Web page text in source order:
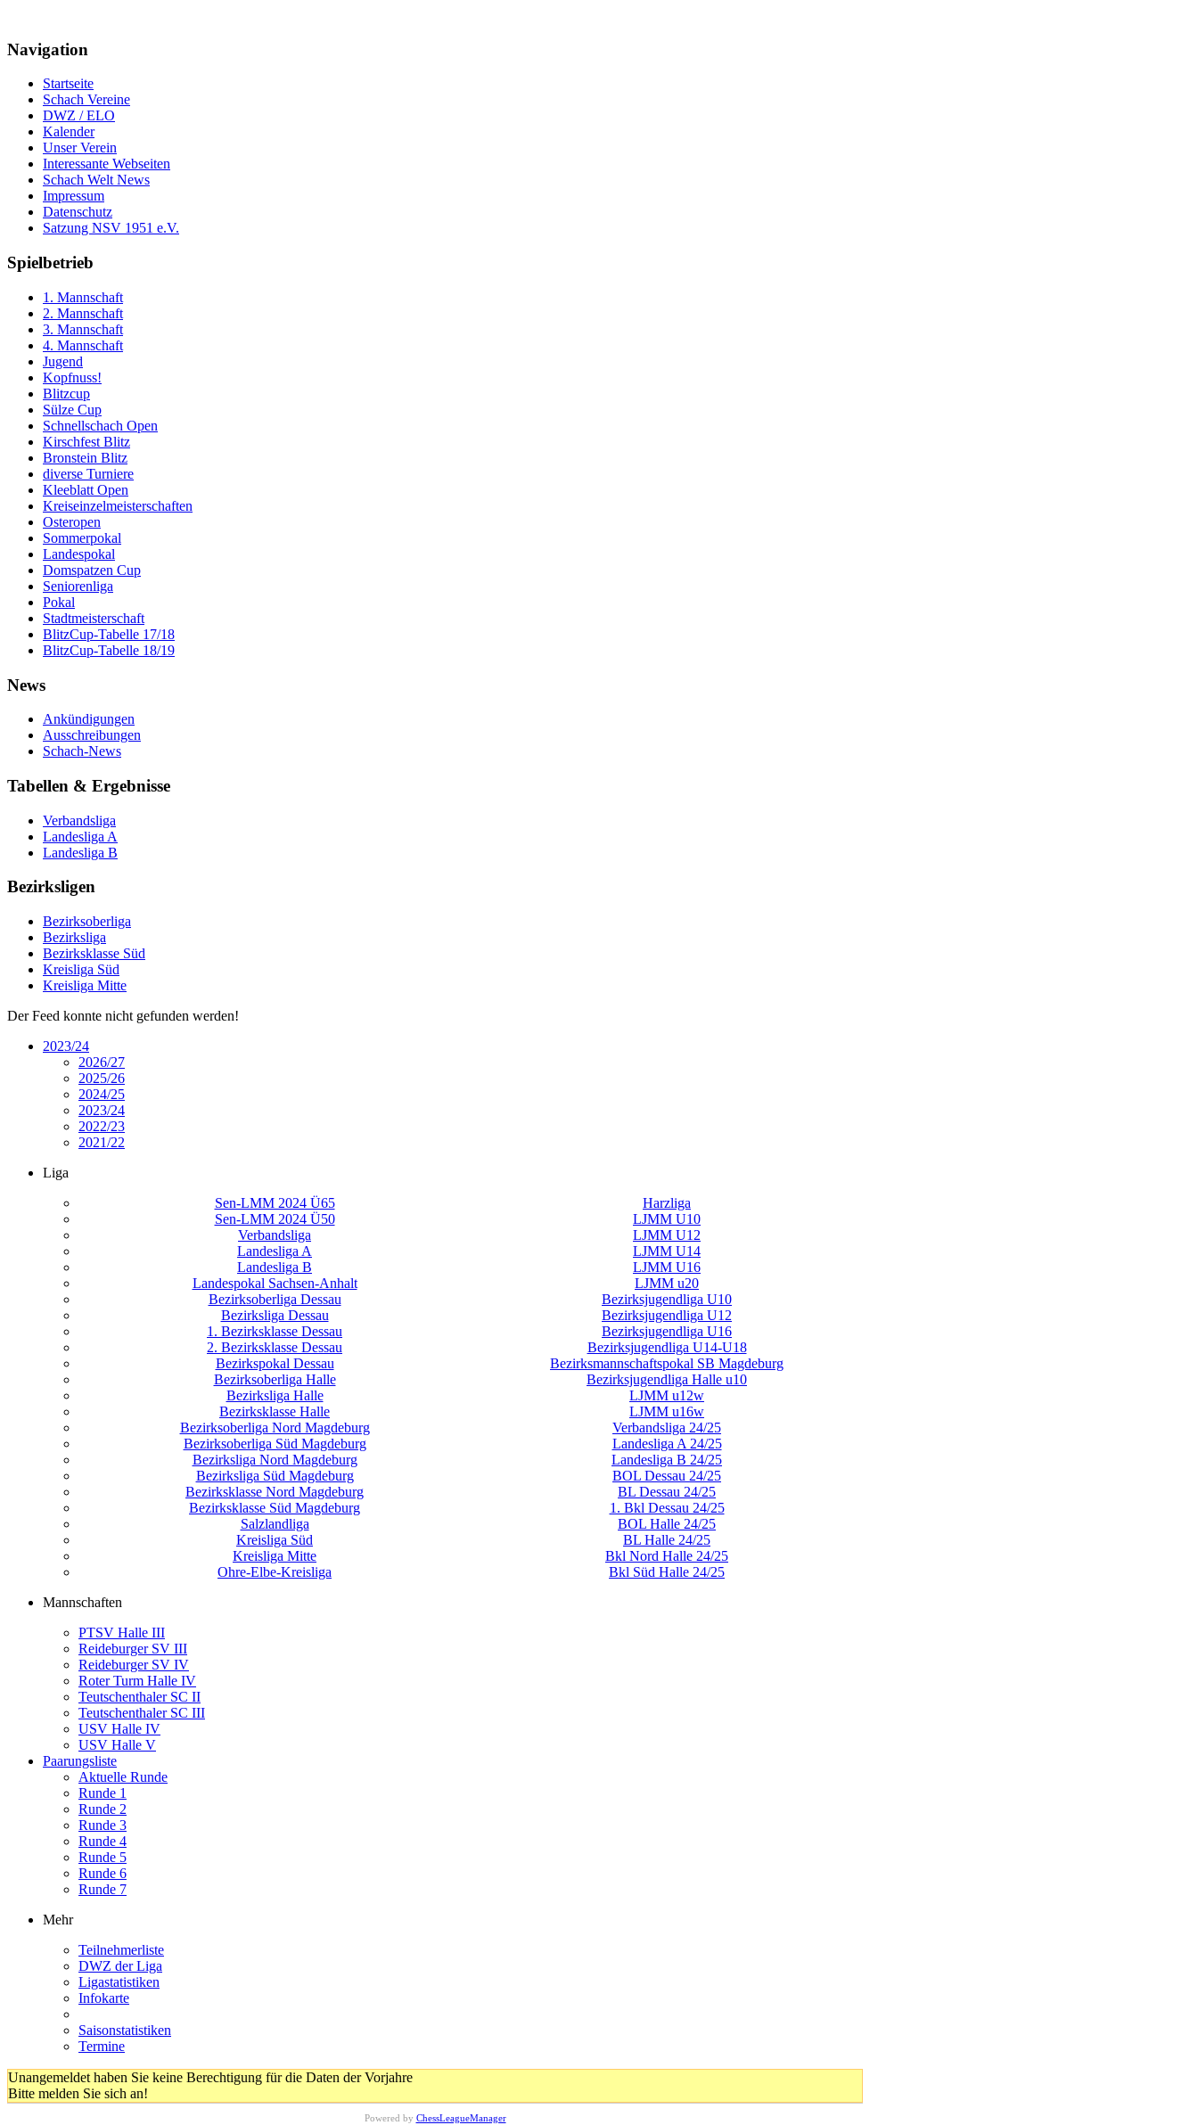
Navigation
Startseite
Schach Vereine
DWZ / ELO
Kalender
Unser Verein
Interessante Webseiten
Schach Welt News
Impressum
Datenschutz
Satzung NSV 1951 e.V.
Spielbetrieb
1. Mannschaft
2. Mannschaft
3. Mannschaft
4. Mannschaft
Jugend
Kopfnuss!
Blitzcup
Sülze Cup
Schnellschach Open
Kirschfest Blitz
Bronstein Blitz
diverse Turniere
Kleeblatt Open
Kreiseinzelmeisterschaften
Osteropen
Sommerpokal
Landespokal
Domspatzen Cup
Seniorenliga
Pokal
Stadtmeisterschaft
BlitzCup-Tabelle 17/18
BlitzCup-Tabelle 18/19
News
Ankündigungen
Ausschreibungen
Schach-News
Tabellen & Ergebnisse
Verbandsliga
Landesliga A
Landesliga B
Bezirksligen
Bezirksoberliga
Bezirksliga
Bezirksklasse Süd
Kreisliga Süd
Kreisliga Mitte
Der Feed konnte nicht gefunden werden!
2023/24
2026/27
2025/26
2024/25
2023/24
2022/23
2021/22
Liga
Sen-LMM 2024 Ü65
Harzliga
Sen-LMM 2024 Ü50
LJMM U10
Verbandsliga
LJMM U12
Landesliga A
LJMM U14
Landesliga B
LJMM U16
Landespokal Sachsen-Anhalt
LJMM u20
Bezirksoberliga Dessau
Bezirksjugendliga U10
Bezirksliga Dessau
Bezirksjugendliga U12
1. Bezirksklasse Dessau
Bezirksjugendliga U16
2. Bezirksklasse Dessau
Bezirksjugendliga U14-U18
Bezirkspokal Dessau
Bezirksmannschaftspokal SB Magdeburg
Bezirksoberliga Halle
Bezirksjugendliga Halle u10
Bezirksliga Halle
LJMM u12w
Bezirksklasse Halle
LJMM u16w
Bezirksoberliga Nord Magdeburg
Verbandsliga 24/25
Bezirksoberliga Süd Magdeburg
Landesliga A 24/25
Bezirksliga Nord Magdeburg
Landesliga B 24/25
Bezirksliga Süd Magdeburg
BOL Dessau 24/25
Bezirksklasse Nord Magdeburg
BL Dessau 24/25
Bezirksklasse Süd Magdeburg
1. Bkl Dessau 24/25
Salzlandliga
BOL Halle 24/25
Kreisliga Süd
BL Halle 24/25
Kreisliga Mitte
Bkl Nord Halle 24/25
Ohre-Elbe-Kreisliga
Bkl Süd Halle 24/25
Mannschaften
PTSV Halle III
Reideburger SV III
Reideburger SV IV
Roter Turm Halle IV
Teutschenthaler SC II
Teutschenthaler SC III
USV Halle IV
USV Halle V
Paarungsliste
Aktuelle Runde
Runde 1
Runde 2
Runde 3
Runde 4
Runde 5
Runde 6
Runde 7
Mehr
Teilnehmerliste
DWZ der Liga
Ligastatistiken
Infokarte
Saisonstatistiken
Termine
Unangemeldet haben Sie keine Berechtigung für die Daten der Vorjahre
Bitte melden Sie sich an!
Powered by ChessLeagueManager